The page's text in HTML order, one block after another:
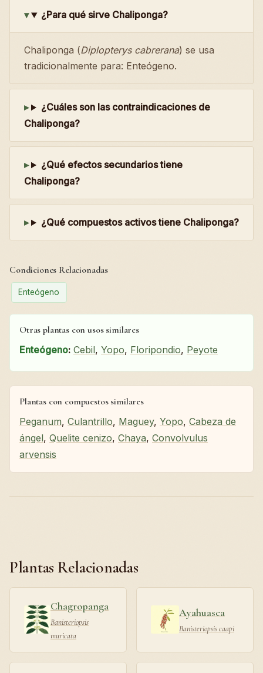
¿Para qué sirve Chaliponga?
Chaliponga (Diplopterys cabrerana) se usa
tradicionalmente para: Enteógeno.
¿Cuáles son las contraindicaciones de
Chaliponga?
¿Qué efectos secundarios tiene
Chaliponga?
¿Qué compuestos activos tiene Chaliponga?
Condiciones Relacionadas
Enteógeno
Otras plantas con usos similares
Enteógeno: Cebil, Yopo, Floripondio, Peyote
Plantas con compuestos similares
Peganum, Culantrillo, Maguey, Yopo, Cabeza de
ángel, Quelite cenizo, Chaya, Convolvulus
arvensis
Plantas Relacionadas
Chagropanga
Banisteriopsis
muricata
Ayahuasca
Banisteriopsis caapi